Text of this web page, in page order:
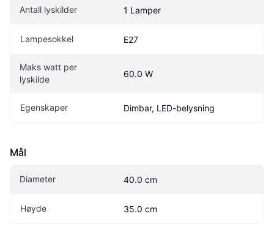
Antall lyskilder 1 Lamper
Lampesokkel E27
Maks watt per
lyskilde
60.0 W
Egenskaper Dimbar, LED-belysning
Mål
Diameter 40.0 cm
Høyde 35.0 cm